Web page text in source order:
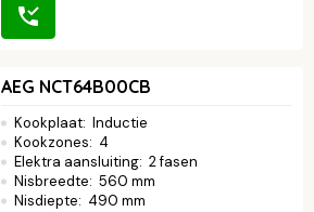
AEG NCT64B00CB
Kookplaat: Inductie
Kookzones: 4
Elektra aansluiting: 2 fasen
Nisbreedte: 560 mm
Nisdiepte: 490 mm